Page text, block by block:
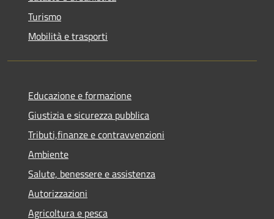
Turismo
Mobilità e trasporti
Educazione e formazione
Giustizia e sicurezza pubblica
Tributi,finanze e contravvenzioni
Ambiente
Salute, benessere e assistenza
Autorizzazioni
Agricoltura e pesca